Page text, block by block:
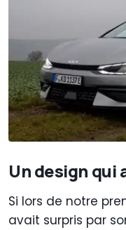
Un design qui
Si lors de notre
avait surpris par